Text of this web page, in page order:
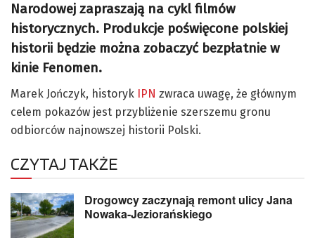
Narodowej zapraszają na cykl filmów
historycznych. Produkcje poświęcone polskiej
historii będzie można zobaczyć bezpłatnie w
kinie Fenomen.
Marek Jończyk, historyk IPN zwraca uwagę, że głównym
celem pokazów jest przybliżenie szerszemu gronu
odbiorców najnowszej historii Polski.
CZYTAJ TAKŻE
Drogowcy zaczynają remont ulicy Jana
Nowaka-Jeziorańskiego